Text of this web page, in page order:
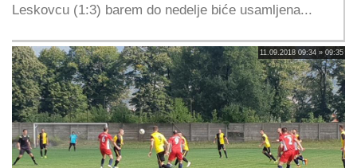
Leskovcu (1:3) barem do nedelje biće usamljena...
11.09.2018 09:34 » 09:35